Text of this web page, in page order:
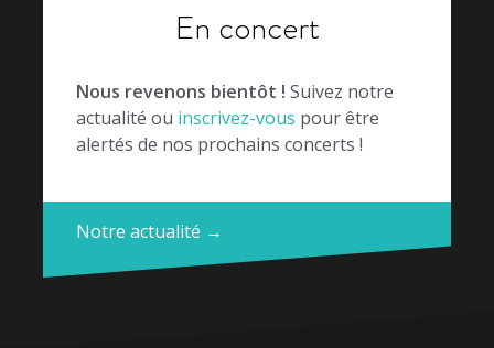
En concert
Nous revenons bientôt ! Suivez notre
actualité ou inscrivez-vous pour être
alertés de nos prochains concerts !
Notre actualité →